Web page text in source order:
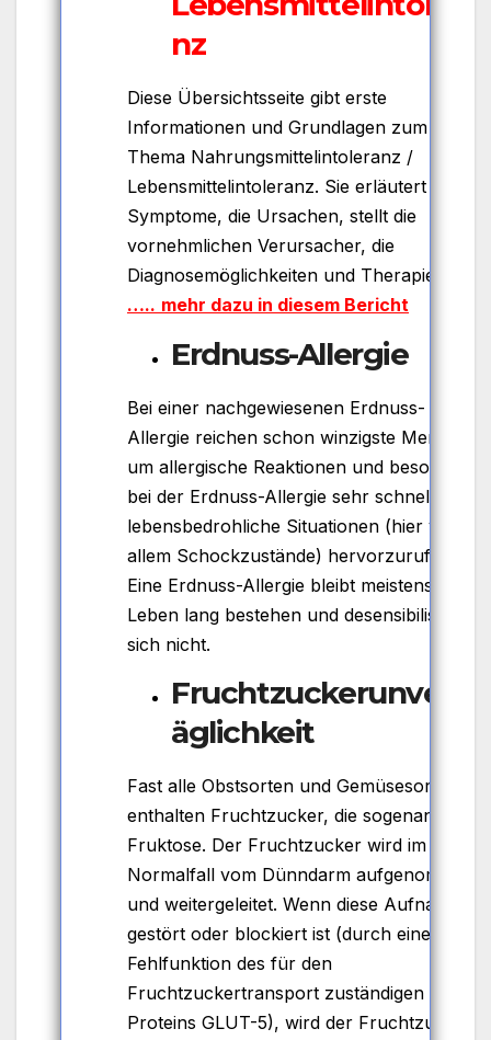
nz
Diese Übersichtsseite gibt erste
Informationen und Grundlagen zum
Thema Nahrungsmittelintoleranz /
Lebensmittelintoleranz. Sie erläutert die
Symptome, die Ursachen, stellt die
vornehmlichen Verursacher, die
Diagnosemöglichkeiten und Therapie dar
….. mehr dazu in diesem Bericht
Erdnuss-Allergie
Bei einer nachgewiesenen Erdnuss-
Allergie reichen schon winzigste Mengen,
um allergische Reaktionen und besonders
bei der Erdnuss-Allergie sehr schnell
lebensbedrohliche Situationen (hier vor
allem Schockzustände) hervorzurufen.
Eine Erdnuss-Allergie bleibt meistens ein
Leben lang bestehen und desensibilisiert
sich nicht.
Fruchtzuckerunvertr
äglichkeit
Fast alle Obstsorten und Gemüsesorten
enthalten Fruchtzucker, die sogenannte
Fruktose. Der Fruchtzucker wird im
Normalfall vom Dünndarm aufgenommen
und weitergeleitet. Wenn diese Aufnahme
gestört oder blockiert ist (durch eine
Fehlfunktion des für den
Fruchtzuckertransport zuständigen
Proteins GLUT-5), wird der Fruchtzucker